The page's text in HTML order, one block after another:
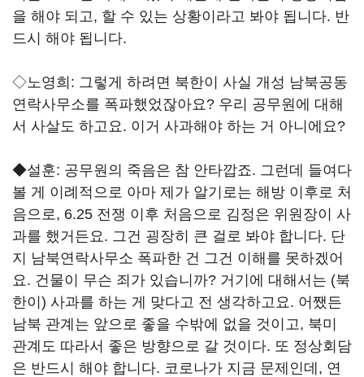
을 해야 되고, 할 수 있는 상황이라고 봐야 됩니다. 반
드시 해야 됩니다.
◇노영희: 그렇게 하려면 북한이 사실 개성 남북공동
연락사무소를 폭파했었잖아요? 우리 공무원에 대해
서 사살도 하고요. 이거 사과해야 하는 거 아니에요?
◆설훈: 공무원의 죽음은 참 안타깝죠. 그런데 들여다
볼 게 이례적으로 아마 제가 알기로는 해방 이후로 처
음으로, 6.25 전쟁 이후 처음으로 김정은 위원장이 사
과를 했거든요. 그건 굉장히 큰 걸로 봐야 합니다. 단
지 남북연락사무소 폭파한 건 그건 이해를 못하겠어
요. 건물이 무슨 죄가 있습니까? 거기에 대해서는 (북
한이) 사과를 하는 게 맞다고 전 생각하고요. 어쨌든
남북 관계는 앞으로 좋을 수밖에 없을 것이고, 북미
관계도 따라서 좋은 방향으로 갈 것이다. 또 정상회담
은 반드시 해야 합니다. 코로나가 지금 문제인데, 연